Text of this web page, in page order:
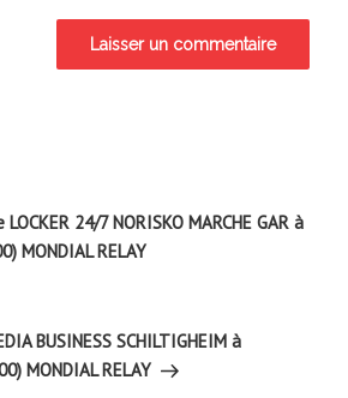
24/7 NORISKO MARCHE GAR à
MONDIAL RELAY
BUSINESS SCHILTIGHEIM à
MONDIAL RELAY